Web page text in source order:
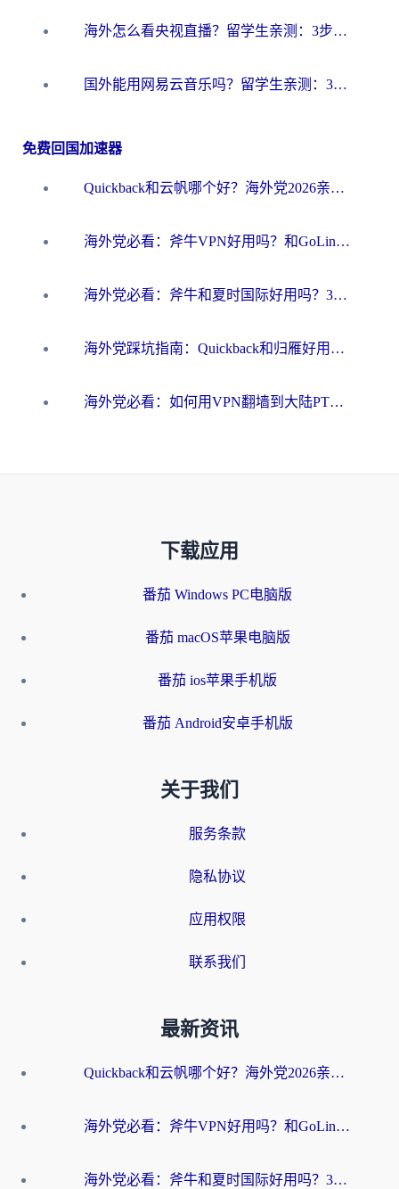
海外怎么看央视直播？留学生亲测：3步解决版权限制+追剧自由
国外能用网易云音乐吗？留学生亲测：3步解决海外听歌难题
免费回国加速器
Quickback和云帆哪个好？海外党2026亲测指南：选对加速器大陆工具，无缝刷国内剧玩国服
海外党必看：斧牛VPN好用吗？和GoLinkVPN对比哪个回国效果更好？
海外党必看：斧牛和夏时国际好用吗？3步选对回国加速器，无缝刷国内资源
海外党踩坑指南：Quickback和归雁好用吗？选对加速器才能无缝刷国内资源
海外党必看：如何用VPN翻墙到大陆PTT？一篇解决你所有回国加速痛点
下载应用
番茄 Windows PC电脑版
番茄 macOS苹果电脑版
番茄 ios苹果手机版
番茄 Android安卓手机版
关于我们
服务条款
隐私协议
应用权限
联系我们
最新资讯
Quickback和云帆哪个好？海外党2026亲测指南：选对加速器大陆工具，无缝刷国内剧玩国服
海外党必看：斧牛VPN好用吗？和GoLinkVPN对比哪个回国效果更好？
海外党必看：斧牛和夏时国际好用吗？3步选对回国加速器，无缝刷国内资源